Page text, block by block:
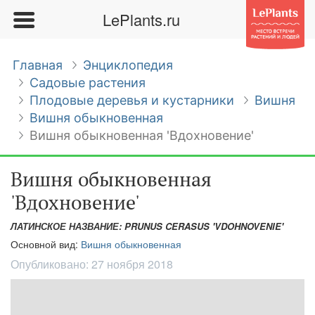
LePlants.ru
Главная
Энциклопедия
Садовые растения
Плодовые деревья и кустарники
Вишня
Вишня обыкновенная
Вишня обыкновенная 'Вдохновение'
Вишня обыкновенная
'Вдохновение'
ЛАТИНСКОЕ НАЗВАНИЕ: PRUNUS CERASUS 'VDOHNOVENIE'
Основной вид: Вишня обыкновенная
Опубликовано: 27 ноября 2018